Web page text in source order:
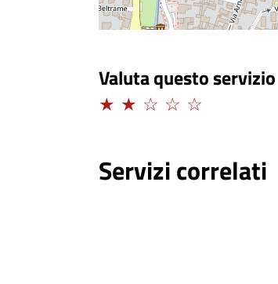
Valuta questo servizio
Limitato
Servizi correlati